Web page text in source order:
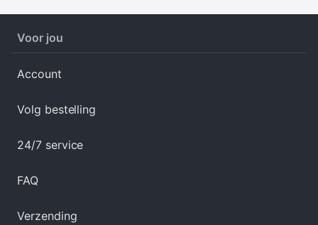
Voor jou
Account
Volg bestelling
24/7 service
FAQ
Verzending